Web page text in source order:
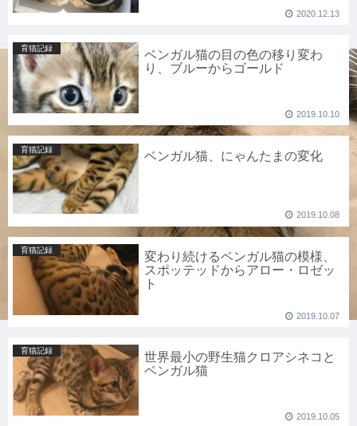
2020.12.13
育猫記録
ベンガル猫の目の色の移り変わ
り、ブルーからゴールド
2019.10.10
育猫記録 ベンガル猫、にゃんたまの変化
2019.10.08
育猫記録
変わり続けるベンガル猫の模様、
スポッテッドからアロー・ロゼッ
ト
2019.10.07
育猫記録
世界最小の野生猫クロアシネコと
ベンガル猫
2019.10.05